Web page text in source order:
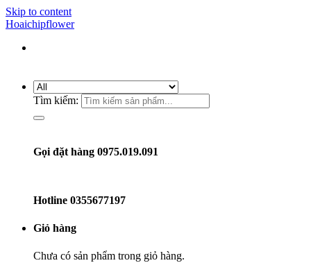
Skip to content
Hoaichipflower
Tìm kiếm:
Gọi đặt hàng 0975.019.091
Hotline 0355677197
Giỏ hàng
Chưa có sản phẩm trong giỏ hàng.